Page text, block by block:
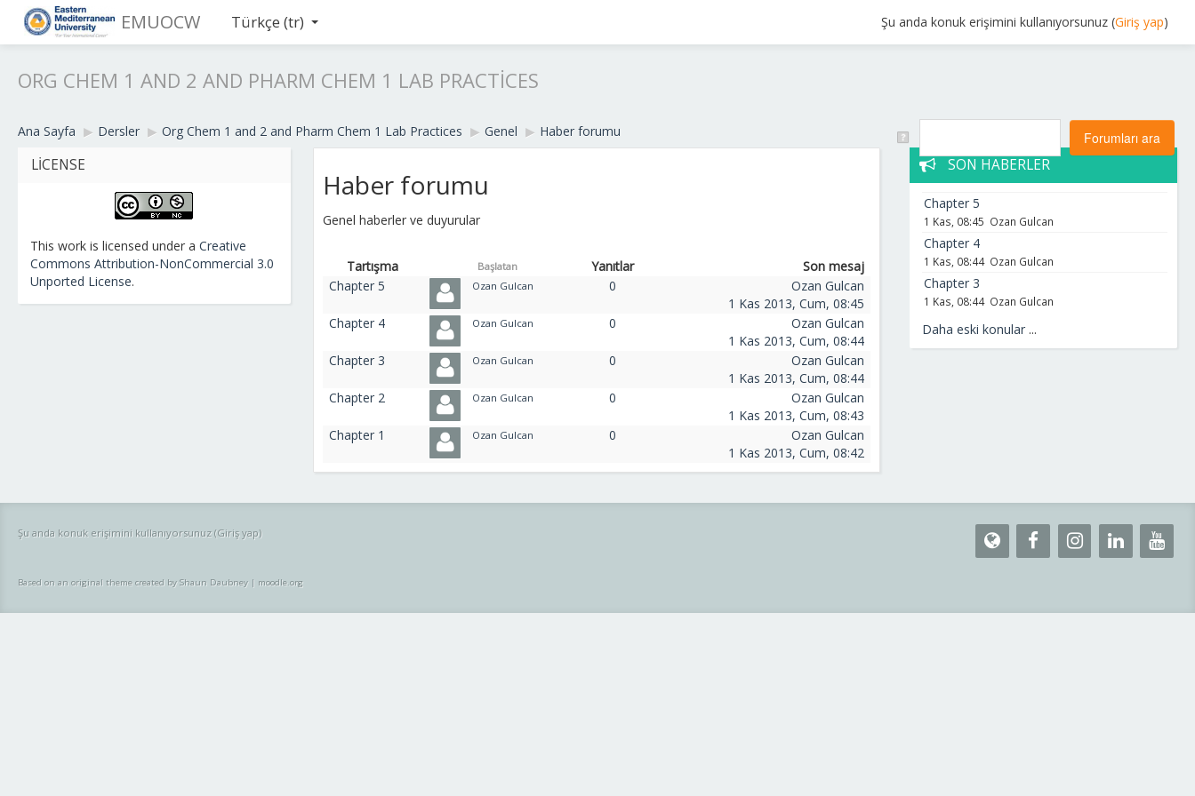
EMUOCW Şu anda konuk erişimini kullanıyorsunuz (Giriş yap)
Türkçe ‎(tr)‎
ORG CHEM 1 AND 2 AND PHARM CHEM 1 LAB PRACTICES
Ana Sayfa ▶︎ Dersler ▶︎ Org Chem 1 and 2 and Pharm Chem 1 Lab Practices ▶︎ Genel ▶︎ Haber forumu
Haber forumu
Genel haberler ve duyurular
Tartışma Başlatan Yanıtlar
Son mesaj
Chapter 5
Ozan Gulcan 0
Ozan Gulcan
1 Kas 2013, Cum, 08:45
Chapter 4
Ozan Gulcan 0
Ozan Gulcan
1 Kas 2013, Cum, 08:44
Chapter 3
Ozan Gulcan 0
Ozan Gulcan
1 Kas 2013, Cum, 08:44
Chapter 2
Ozan Gulcan 0
Ozan Gulcan
1 Kas 2013, Cum, 08:43
Chapter 1
Ozan Gulcan 0
Ozan Gulcan
1 Kas 2013, Cum, 08:42
LICENSE
This work is licensed under a Creative
Commons Attribution-NonCommercial 3.0
Unported License.
SON HABERLER
1 Kas, 08:45 Ozan Gulcan
Chapter 5
1 Kas, 08:44 Ozan Gulcan
Chapter 4
1 Kas, 08:44 Ozan Gulcan
Chapter 3
Daha eski konular ...
Şu anda konuk erişimini kullanıyorsunuz (Giriş yap)
Based on an original theme created by Shaun Daubney| moodle.org